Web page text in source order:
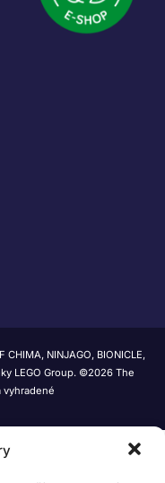
CHIMA, NINJAGO, BIONICLE,
LEGO Group. ©2026 The
vyhradené